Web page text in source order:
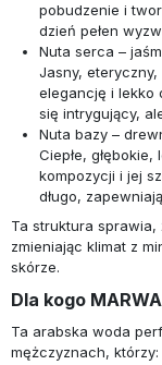
pobudzenie i
dzień pełen
Nuta serca –
Jasny, eteryczny,
elegancję i lekko
się intrygujący,
Nuta bazy –
Ciepłe,
kompozycji i jej
długo,
Ta struktura
zmieniając klimat z
skórze.
Dla kogo
Ta arabska woda
mężczyznach, którzy: